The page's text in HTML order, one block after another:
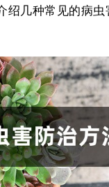
绍几种常见的病虫